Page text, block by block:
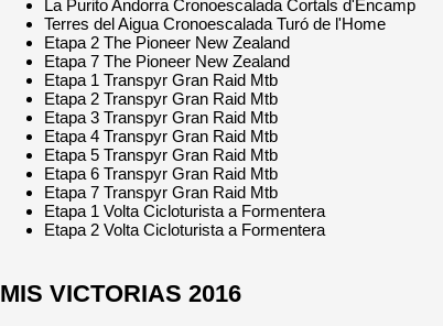
La Purito Andorra Cronoescalada Cortals d'Encamp
Terres del Aigua Cronoescalada Turó de l'Home
Etapa 2 The Pioneer New Zealand
Etapa 7 The Pioneer New Zealand
Etapa 1 Transpyr Gran Raid Mtb
Etapa 2 Transpyr Gran Raid Mtb
Etapa 3 Transpyr Gran Raid Mtb
Etapa 4 Transpyr Gran Raid Mtb
Etapa 5 Transpyr Gran Raid Mtb
Etapa 6 Transpyr Gran Raid Mtb
Etapa 7 Transpyr Gran Raid Mtb
Etapa 1 Volta Cicloturista a Formentera
Etapa 2 Volta Cicloturista a Formentera
MIS VICTORIAS 2016